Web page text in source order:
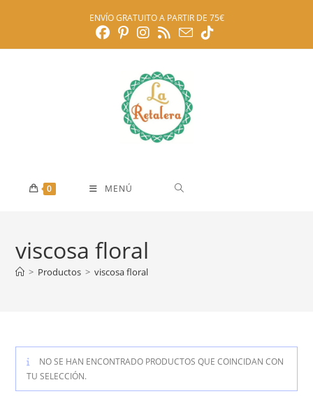
ENVÍO GRATUITO A PARTIR DE 75€
0 MENÚ
viscosa floral
> Productos > viscosa floral
NO SE HAN ENCONTRADO PRODUCTOS QUE COINCIDAN CON
TU SELECCIÓN.